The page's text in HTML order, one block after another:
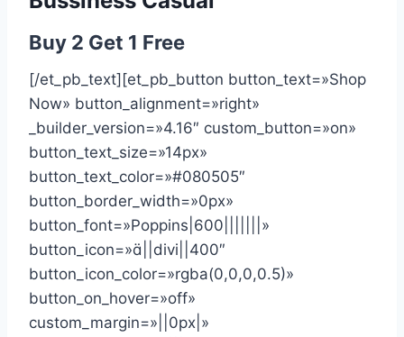
Buy 2 Get 1 Free
[/et_pb_text][et_pb_button button_text=»Shop
Now» button_alignment=»right»
_builder_version=»4.16″ custom_button=»on»
button_text_size=»14px»
button_text_color=»#080505″
button_border_width=»0px»
button_font=»Poppins|600|||||||»
button_icon=»||divi||400″
button_icon_color=»rgba(0,0,0,0.5)»
button_on_hover=»off»
custom_margin=»||0px|»